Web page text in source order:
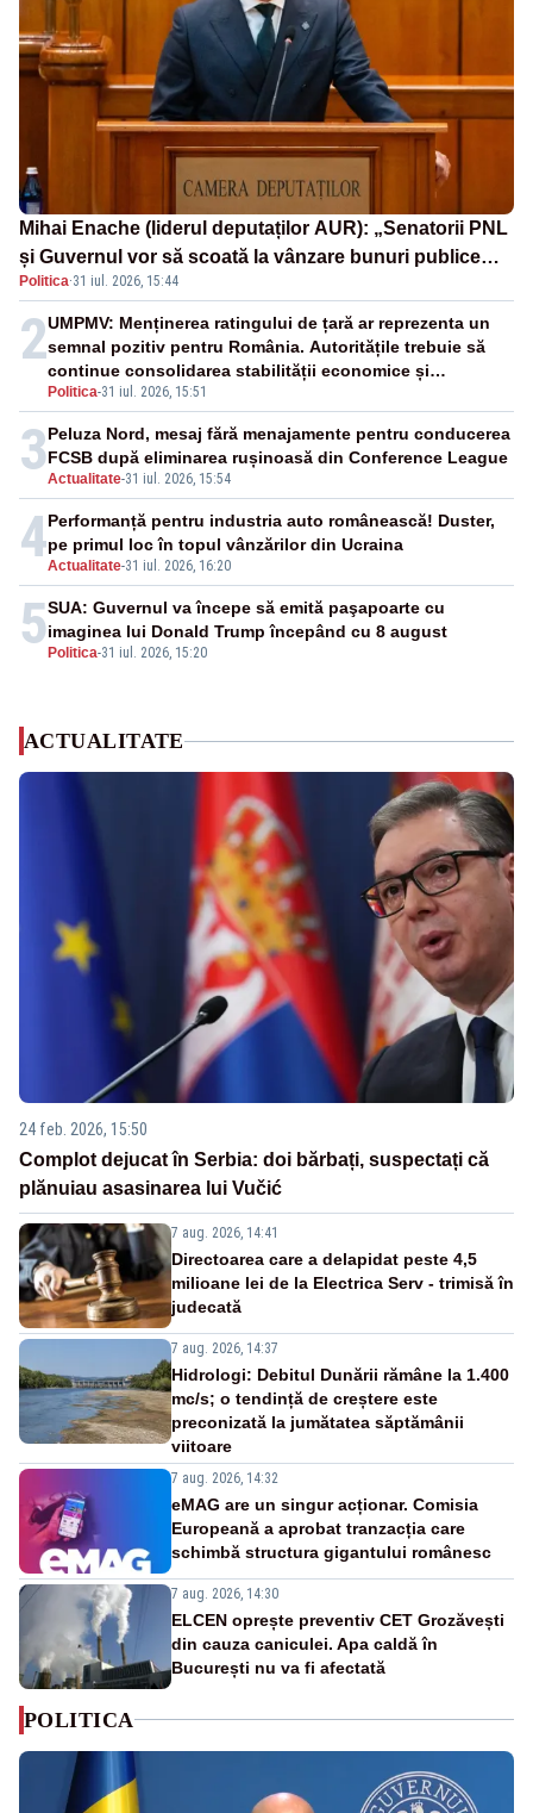
Mihai Enache (liderul deputaților AUR): „Senatorii PNL
și Guvernul vor să scoată la vânzare bunuri publice
pentru a stinge datoriile pentru vaccinurile Pfizer!”
Politica·31 iul. 2026, 15:44
2
Politica-31 iul. 2026, 15:51
UMPMV: Menținerea ratingului de țară ar reprezenta un
semnal pozitiv pentru România. Autoritățile trebuie să
continue consolidarea stabilității economice și
financiare
3Actualitate-31 iul. 2026, 15:54
Peluza Nord, mesaj fără menajamente pentru conducerea
FCSB după eliminarea rușinoasă din Conference League
4Actualitate-31 iul. 2026, 16:20
Performanță pentru industria auto românească! Duster,
pe primul loc în topul vânzărilor din Ucraina
5 Politica-31 iul. 2026, 15:20
SUA: Guvernul va începe să emită paşapoarte cu
imaginea lui Donald Trump începând cu 8 august
ACTUALITATE
24 feb. 2026, 15:50
Complot dejucat în Serbia: doi bărbați, suspectați că
plănuiau asasinarea lui Vučić
7 aug. 2026, 14:41
Directoarea care a delapidat peste 4,5
milioane lei de la Electrica Serv - trimisă în
judecată
7 aug. 2026, 14:37
Hidrologi: Debitul Dunării rămâne la 1.400
mc/s; o tendință de creștere este
preconizată la jumătatea săptămânii
viitoare
7 aug. 2026, 14:32
eMAG are un singur acționar. Comisia
Europeană a aprobat tranzacția care
schimbă structura gigantului românesc
7 aug. 2026, 14:30
ELCEN oprește preventiv CET Grozăvești
din cauza caniculei. Apa caldă în
București nu va fi afectată
POLITICA